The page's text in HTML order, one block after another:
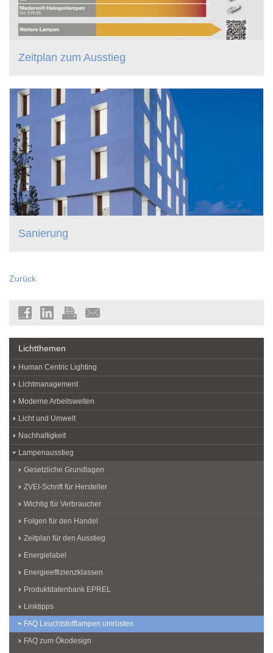
Zeitplan zum Ausstieg
Sanierung
Zurück
Lichtthemen
Human Centric Lighting
Lichtmanagement
Moderne Arbeitswelten
Licht und Umwelt
Nachhaltigkeit
Lampenausstieg
Gesetzliche Grundlagen
ZVEI-Schrift für Hersteller
Wichtig für Verbraucher
Folgen für den Handel
Zeitplan für den Ausstieg
Energielabel
Energieeffizienzklassen
Produktdatenbank EPREL
Linktipps
FAQ Leuchtstofflampen umrüsten
FAQ zum Ökodesign